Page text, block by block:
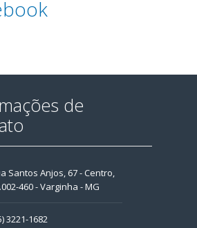
de
Santos Anjos, 67 - Centro,
460 - Varginha - MG
3221-1682